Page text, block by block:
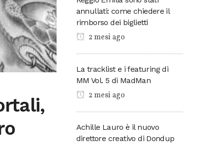
annullati: come chiedere il
rimborso dei biglietti
2 mesi ago
La tracklist e i featuring di
MM Vol. 5 di MadMan
2 mesi ago
Achille Lauro è il nuovo
direttore creativo di Dondup